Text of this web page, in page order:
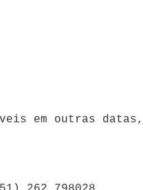
em outras datas,